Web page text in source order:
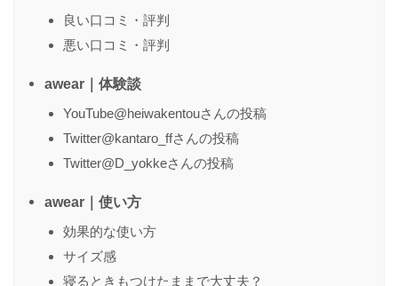
良い口コミ・評判
悪い口コミ・評判
awear｜体験談
YouTube@heiwakentouさんの投稿
Twitter@kantaro_ffさんの投稿
Twitter@D_yokkeさんの投稿
awear｜使い方
効果的な使い方
サイズ感
寝るときもつけたままで大丈夫？